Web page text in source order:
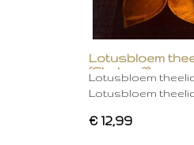
Lotusbloem
(Chakra 3)
Lotusbloem
Lotusbloem
€ 12,99